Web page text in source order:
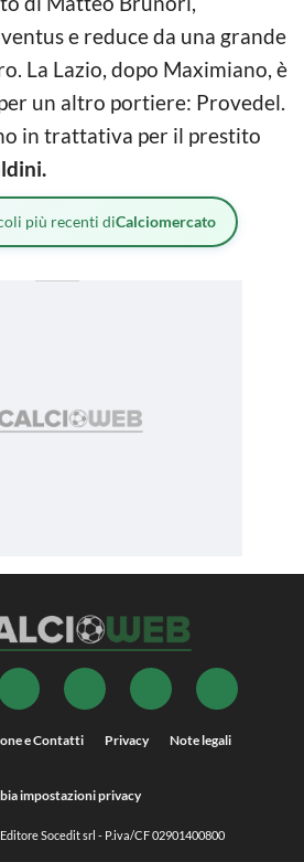
e reduce da una grande
La Lazio, dopo Maximiano, è
un altro portiere: Provedel.
in trattativa per il prestito
più recenti diCalciomercato
e Contatti Privacy Note legali
impostazioni privacy
Socedit srl - P.iva/CF 02901400800